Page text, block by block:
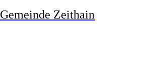
Gemeinde Zeithain